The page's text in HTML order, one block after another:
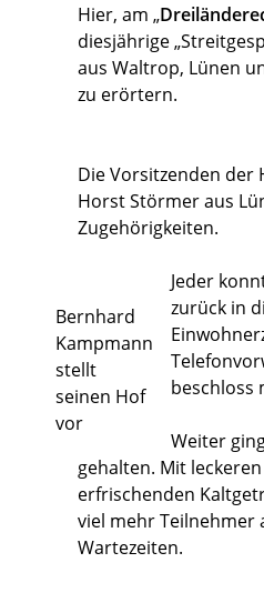
Hier, am „
diesjährige
aus Waltrop, Lünen
zu erörtern.
Die Vorsitzenden der
Horst Störmer aus
Zugehörigkeiten.
Bernhard
Kampmann
stellt
seinen Hof
vor
Jeder
zurück in
beschloss
Weiter
gehalten. Mit
erfrischenden
viel mehr Teilnehmer
Wartezeiten.